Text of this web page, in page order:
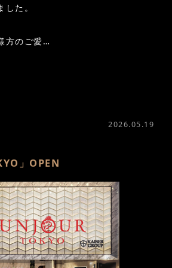
た。
方のご愛…
2026.05.19
」OPEN